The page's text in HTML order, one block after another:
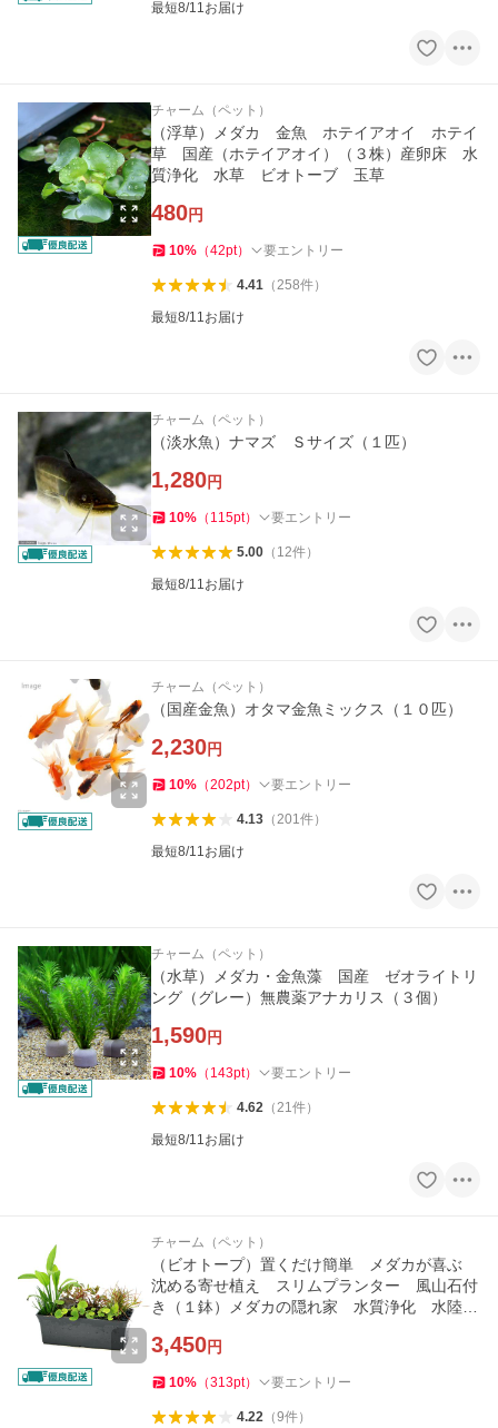
最短8/11お届け
チャーム（ペット）
（浮草）メダカ 金魚 ホテイアオイ ホテイ
草 国産（ホテイアオイ）（３株）産卵床 水
質浄化 水草 ビオトーブ 玉草
480円
10% （42pt） 要エントリー
4.41（258件）
最短8/11お届け
チャーム（ペット）
（淡水魚）ナマズ Ｓサイズ（１匹）
1,280円
10% （ 115pt） 要エントリー
5.00（ 12件）
最短8/11お届け
チャーム（ペット）
（国産金魚）オタマ金魚ミックス（１０匹）
2,230円
10% （202pt） 要エントリー
4.13（201件）
最短8/11お届け
チャーム（ペット）
（水草）メダカ・金魚藻 国産 ゼオライトリ
ング（グレー）無農薬アナカリス（３個）
1,590円
10% （ 143pt） 要エントリー
4.62（21件）
最短8/11お届け
チャーム（ペット）
（ビオトープ）置くだけ簡単 メダカが喜ぶ
沈める寄せ植え スリムプランター 風山石付
き（１鉢）メダカの隠れ家 水質浄化 水陸両
3,450円
10% （313pt） 要エントリー
4.22（9件）